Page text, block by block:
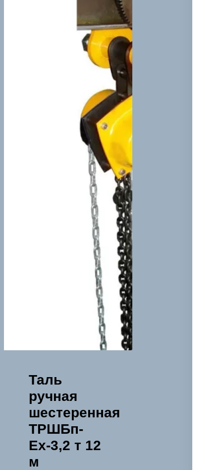
Таль
ручная
шестеренная
ТРШБп-
Ех-3,2 т 12
м